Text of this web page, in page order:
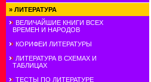
» ЛИТЕРАТУРА
ВЕЛИЧАЙШИЕ КНИГИ ВСЕХ
ВРЕМЕН И НАРОДОВ
КОРИФЕИ ЛИТЕРАТУРЫ
ЛИТЕРАТУРА В СХЕМАХ И
ТАБЛИЦАХ
ТЕСТЫ ПО ЛИТЕРАТУРЕ